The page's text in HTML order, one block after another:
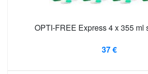
OPTI-FREE Express 4 x 355 ml
37 €